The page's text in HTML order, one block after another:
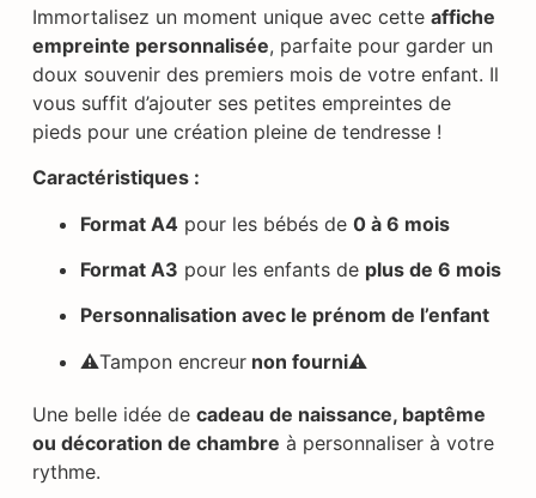
Immortalisez un moment unique avec cette affiche
empreinte personnalisée, parfaite pour garder un
doux souvenir des premiers mois de votre enfant. Il
vous suffit d’ajouter ses petites empreintes de
pieds pour une création pleine de tendresse !
Caractéristiques :
Format A4pour les bébés de 0 à 6 mois
Format A3 pour les enfants de plus de 6 mois
Personnalisation avec le prénom de l’enfant
⚠️Tampon encreurnon fourni⚠️
Une belle idée de cadeau de naissance, baptême
ou décoration de chambre à personnaliser à votre
rythme.